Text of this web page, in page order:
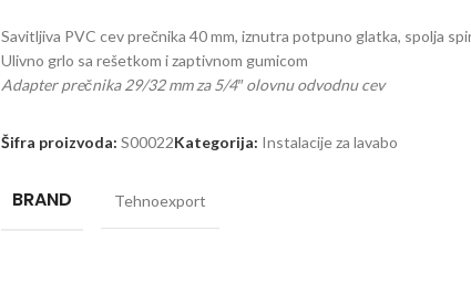
Savitljiva PVC cev prečnika 40 mm, iznutra potpuno glatka, spolja
Ulivno grlo sa rešetkom i zaptivnom gumicom
Adapter prečnika 29/32 mm za 5/4″ olovnu odvodnu cev
Šifra proizvoda: S00022Kategorija: Instalacije za lavabo
BRAND Tehnoexport